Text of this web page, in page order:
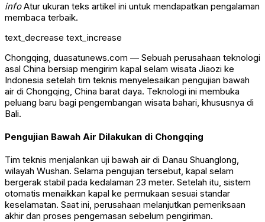
infoAtur ukuran teks artikel ini untuk mendapatkan pengalaman
membaca terbaik.
text_decrease text_increase
Chongqing, duasatunews.com — Sebuah perusahaan teknologi
asal China bersiap mengirim kapal selam wisata Jiaozi ke
Indonesia setelah tim teknis menyelesaikan pengujian bawah
air di Chongqing, China barat daya. Teknologi ini membuka
peluang baru bagi pengembangan wisata bahari, khususnya di
Bali.
Pengujian Bawah Air Dilakukan di Chongqing
Tim teknis menjalankan uji bawah air di Danau Shuanglong,
wilayah Wushan. Selama pengujian tersebut, kapal selam
bergerak stabil pada kedalaman 23 meter. Setelah itu, sistem
otomatis menaikkan kapal ke permukaan sesuai standar
keselamatan. Saat ini, perusahaan melanjutkan pemeriksaan
akhir dan proses pengemasan sebelum pengiriman.